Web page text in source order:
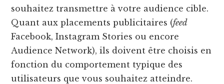
souhaitez transmettre à votre audience cible.
Quant aux placements publicitaires (feed
Facebook, Instagram Stories ou encore
Audience Network), ils doivent être choisis en
fonction du comportement typique des
utilisateurs que vous souhaitez atteindre.